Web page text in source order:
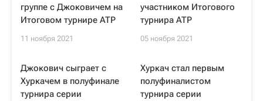
группе с Джоковичем на
Итоговом турнире ATP
11 ноября 2021
участником Итогового
турнира ATP
05 ноября 2021
Джокович сыграет с
Хуркачем в полуфинале
турнира серии
Хуркач стал первым
полуфиналистом
турнира серии